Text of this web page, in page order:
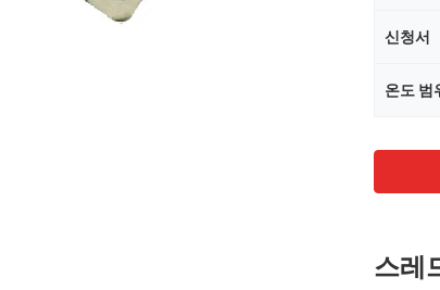
신청서
온도 범
스레